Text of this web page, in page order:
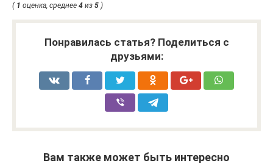
( 1 оценка, среднее 4 из 5 )
Понравилась статья? Поделиться с
друзьями:
Вам также может быть интересно